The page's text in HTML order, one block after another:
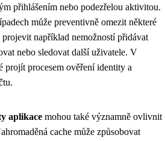
přihlášením nebo podezřelou aktivitou.
může preventivně omezit některé
například nemožností přidávat
nebo sledovat další uživatele. V
projít procesem ověření identity a
aplikace mohou také významně ovlivnit
cache může způsobovat